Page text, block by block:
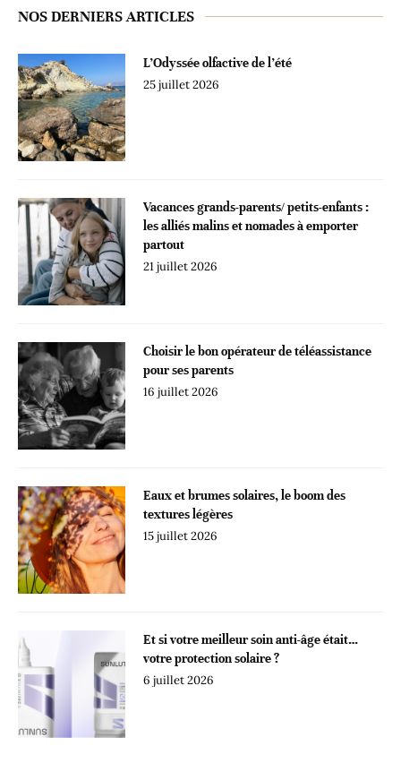
NOS DERNIERS ARTICLES
L’Odyssée olfactive de l’été
25 juillet 2026
Vacances grands-parents/ petits-enfants :
les alliés malins et nomades à emporter
partout
21 juillet 2026
Choisir le bon opérateur de téléassistance
pour ses parents
16 juillet 2026
Eaux et brumes solaires, le boom des
textures légères
15 juillet 2026
Et si votre meilleur soin anti-âge était…
votre protection solaire ?
6 juillet 2026